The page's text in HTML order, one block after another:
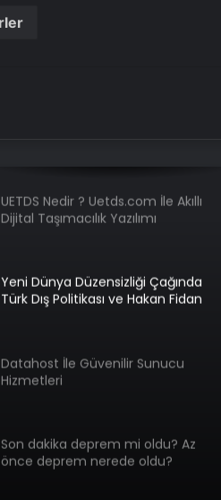
UETDS Nedir ? Uetds.com İle Akıllı
Dijital Taşımacılık Yazılımı
Yeni Dünya Düzensizliği Çağında
Türk Dış Politikası ve Hakan Fidan
Datahost İle Güvenilir Sunucu
Hizmetleri
Son dakika deprem mi oldu? Az
önce deprem nerede oldu?